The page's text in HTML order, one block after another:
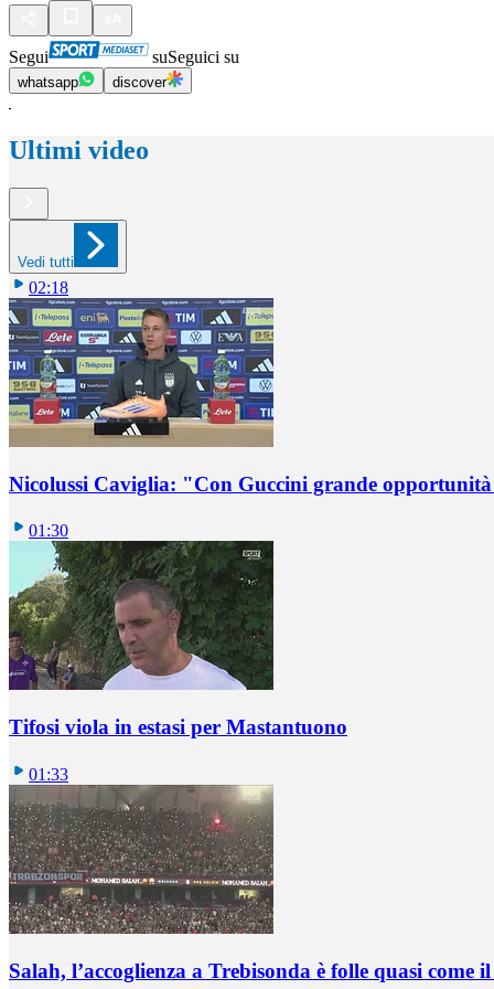
Segui suSeguici su
whatsapp discover
Ultimi video
Vedi tutti
02:18
Nicolussi Caviglia: "Con Guccini grande
01:30
Tifosi viola in estasi per Mastantuono
01:33
Salah, l’accoglienza a Trebisonda è folle quasi come